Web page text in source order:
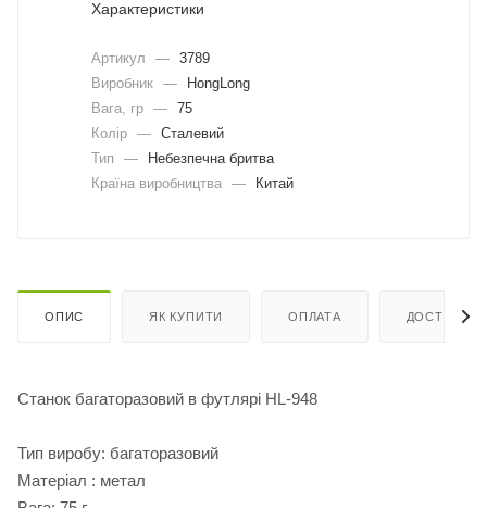
Характеристики
Артикул — 3789
Виробник —
HongLong
Вага, гр — 75
Колір — Сталевий
Тип
—
Небезпечна бритва
Країна виробництва — Китай
ОПИС ЯК КУПИТИ ОПЛАТА ДОСТАВКА
Станок багаторазовий в футлярі HL-948
Тип виробу: багаторазовий
Матеріал : метал